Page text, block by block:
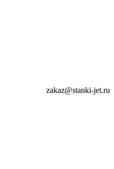
zakaz@stanki-jet.ru